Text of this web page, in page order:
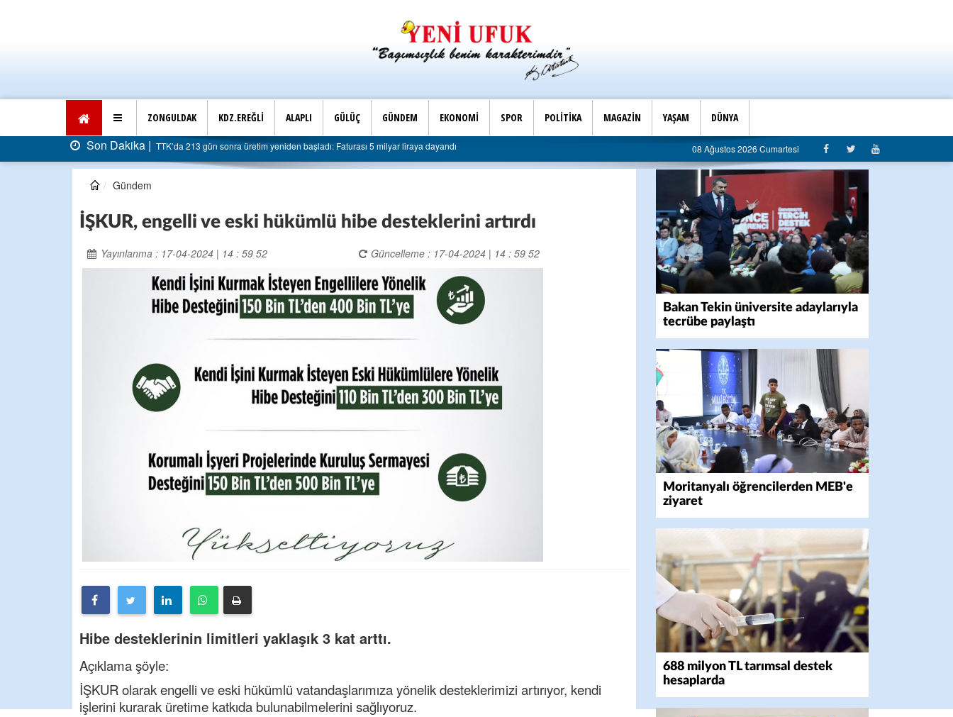
ZONGULDAK KDZ.EREĞLİ ALAPLI GÜLÜÇ GÜNDEM EKONOMİ SPOR POLİTİKA MAGAZİN YAŞAM DÜNYA
Son Dakika | TTK’da 213 gün sonra üretim yeniden başladı: Faturası 5 milyar liraya dayandı AK Parti Ereğli İlçe Başkanlığı’ndan belediyeye sert eleştiri: “Algı siyaseti değil, hizmet belediyeciliği”
08 Ağustos 2026 Cumartesi
Gündem
İŞKUR, engelli ve eski hükümlü hibe desteklerini artırdı
Yayınlanma : 17-04-2024 | 14 : 59 52 Güncelleme : 17-04-2024 | 14 : 59 52
Hibe desteklerinin limitleri yaklaşık 3 kat arttı.
Açıklama şöyle:
İŞKUR olarak engelli ve eski hükümlü vatandaşlarımıza yönelik desteklerimizi artırıyor, kendi
işlerini kurarak üretime katkıda bulunabilmelerini sağlıyoruz.
Bakan Tekin üniversite adaylarıyla
tecrübe paylaştı
Moritanyalı öğrencilerden MEB'e
ziyaret
688 milyon TL tarımsal destek
hesaplarda